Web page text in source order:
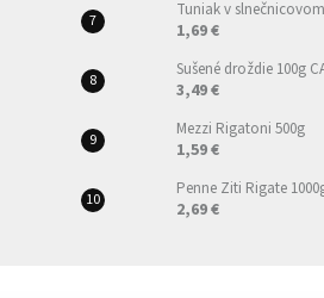
Tuniak v
1,69 €
Sušené droždie 100g
3,49 €
Mezzi Rigatoni 500g
1,59 €
Penne Ziti Rigate
2,69 €